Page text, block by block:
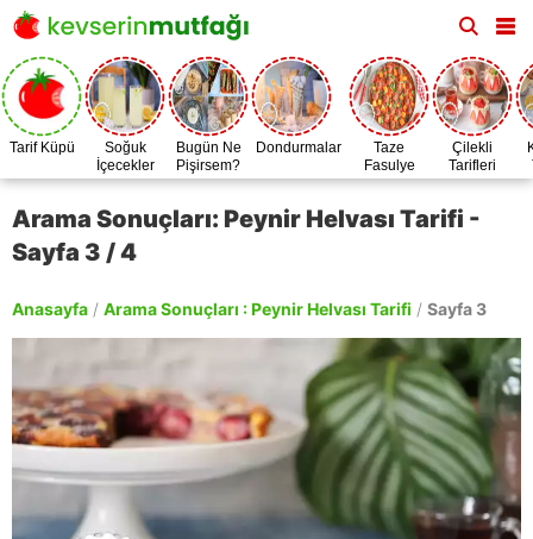
Tarif Küpü
Soğuk
İçecekler
Bugün Ne
Pişirsem?
Dondurmalar
Taze
Fasulye
Zamanı
Çilekli
Tarifleri
Arama Sonuçları: Peynir Helvası Tarifi -
Sayfa 3 / 4
Anasayfa / Arama Sonuçları : Peynir Helvası Tarifi / Sayfa 3